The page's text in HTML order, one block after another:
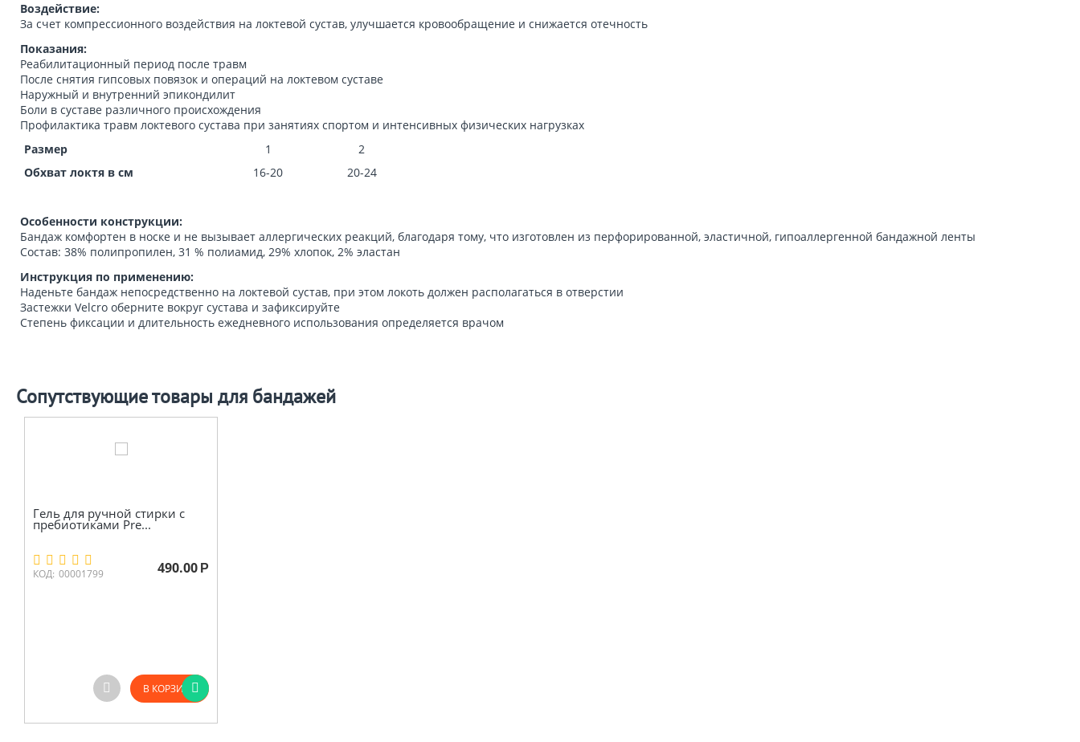
Воздействие:
За счет компрессионного воздействия на локтевой сустав, улучшается кровообращение и снижается отечность
Показания:
Реабилитационный период после травм
После снятия гипсовых повязок и операций на локтевом суставе
Наружный и внутренний эпикондилит
Боли в суставе различного происхождения
Профилактика травм локтевого сустава при занятиях спортом и интенсивных физических нагрузках
Размер
1
2
Обхват локтя в см
16-20 20-24
Особенности конструкции:
Бандаж комфортен в носке и не вызывает аллергических реакций, благодаря тому, что изготовлен из перфорированной, эластичной, гипоаллергенной бандажной ленты
Состав: 38% полипропилен, 31 % полиамид, 29% хлопок, 2% эластан
Инструкция по применению:
Наденьте бандаж непосредственно на локтевой сустав, при этом локоть должен располагаться в отверстии
Застежки Velcro оберните вокруг сустава и зафиксируйте
Степень фиксации и длительность ежедневного использования определяется врачом
Сопутствующие товары для бандажей
Гель для ручной стирки с
пребиотиками Pre...
КОД: 00001799 490.00 Р
В КОРЗИНУ